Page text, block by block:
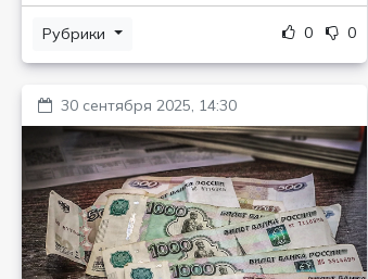
Рубрики 0 0
30 сентября 2025, 14:30